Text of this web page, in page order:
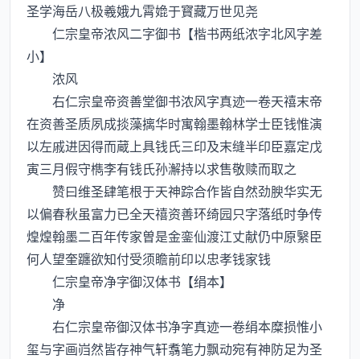
圣学海岳八极羲娥九霄嫓于寳藏万世见尧
仁宗皇帝浓风二字御书【楷书两纸浓字北风字差
小】
浓风
右仁宗皇帝资善堂御书浓风字真迹一卷天禧末帝
在资善圣质夙成掞藻摛华时寓翰墨翰林学士臣钱惟演
以左戚进因得而蔵上具钱氏三印及末缝半印臣嘉定戊
寅三月假守檇李有钱氏孙澥持以求售敬赎而取之
赞曰维圣肆笔根于天神踪合作皆自然劲腴华实无
以偏春秋虽富力已全天禧资善环绮园只字落纸时争传
煌煌翰墨二百年传家曽是金銮仙渡江丈献仍中原繄臣
何人望奎躔欲知付受须瞻前印以忠孝钱家钱
仁宗皇帝净字御汉体书【绢本】
净
右仁宗皇帝御汉体书净字真迹一卷绢本糜损惟小
玺与字画岿然皆存神气轩翥笔力飘动宛有神防足为圣